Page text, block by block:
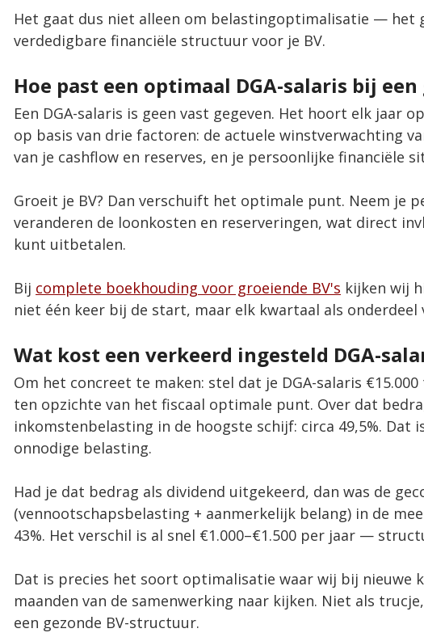
Het gaat dus niet alleen om belastingoptimalisatie — het
verdedigbare financiële structuur voor je BV.
Hoe past een optimaal DGA-salaris bij een
Een DGA-salaris is geen vast gegeven. Het hoort elk jaar
op basis van drie factoren: de actuele winstverwachting
van je cashflow en reserves, en je persoonlijke financiële
Groeit je BV? Dan verschuift het optimale punt. Neem je
veranderen de loonkosten en reserveringen, wat direct
kunt uitbetalen.
Bij complete boekhouding voor groeiende BV's kijken wij
niet één keer bij de start, maar elk kwartaal als onderdeel
Wat kost een verkeerd ingesteld DGA-
Om het concreet te maken: stel dat je DGA-salaris
ten opzichte van het fiscaal optimale punt. Over dat
inkomstenbelasting in de hoogste schijf: circa 49,5%. Dat
onnodige belasting.
Had je dat bedrag als dividend uitgekeerd, dan was de
(vennootschapsbelasting + aanmerkelijk belang) in de
43%. Het verschil is al snel €1.000–€1.500 per jaar —
Dat is precies het soort optimalisatie waar wij bij nieuwe
maanden van de samenwerking naar kijken. Niet als
een gezonde BV-structuur.